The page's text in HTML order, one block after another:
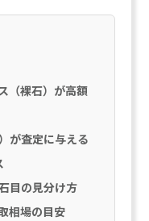
（裸石）が高額
が査定に与える
目の見分け方
相場の目安